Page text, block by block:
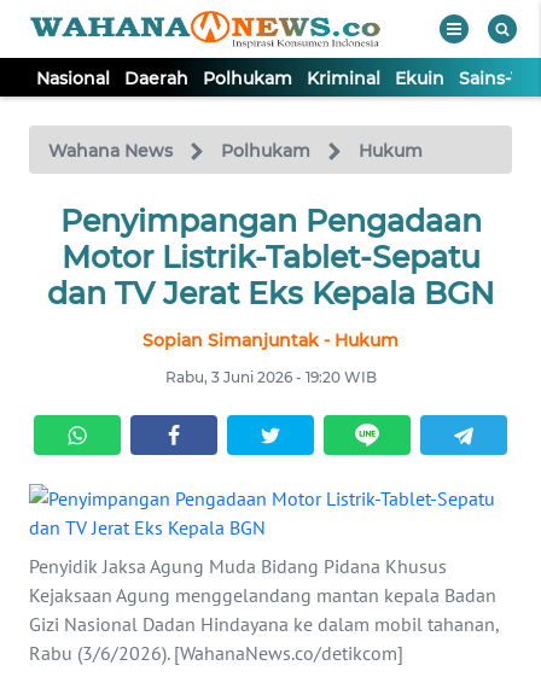
Nasional Daerah Polhukam Kriminal Ekuin Sains-
Wahana News Polhukam Hukum
Penyimpangan Pengadaan
Motor Listrik-Tablet-Sepatu
dan TV Jerat Eks Kepala BGN
Sopian Simanjuntak - Hukum
Rabu, 3 Juni 2026 - 19:20 WIB
Penyidik Jaksa Agung Muda Bidang Pidana Khusus
Kejaksaan Agung menggelandang mantan kepala Badan
Gizi Nasional Dadan Hindayana ke dalam mobil tahanan,
Rabu (3/6/2026). [WahanaNews.co/detikcom]
TV
Tutup
NASIONAL
DAERAH
KRIMINAL
EKUIN
KESEHATAN